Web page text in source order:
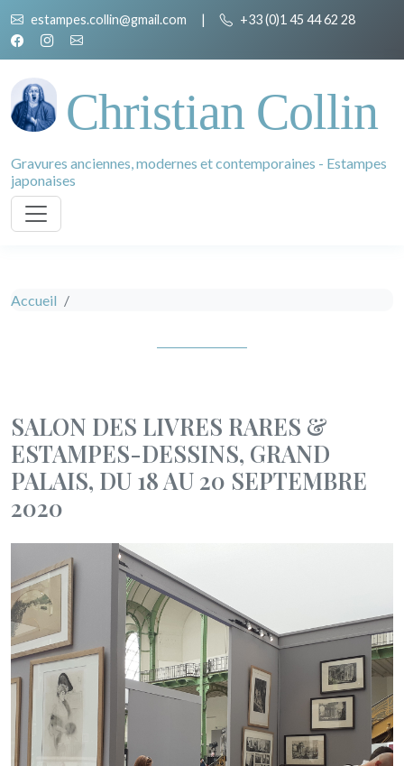
estampes.collin@gmail.com | +33 (0)1 45 44 62 28
Christian Collin
Gravures anciennes, modernes et contemporaines - Estampes
japonaises
Accueil
SALON DES LIVRES RARES &
ESTAMPES-DESSINS, GRAND
PALAIS, DU 18 AU 20 SEPTEMBRE
2020